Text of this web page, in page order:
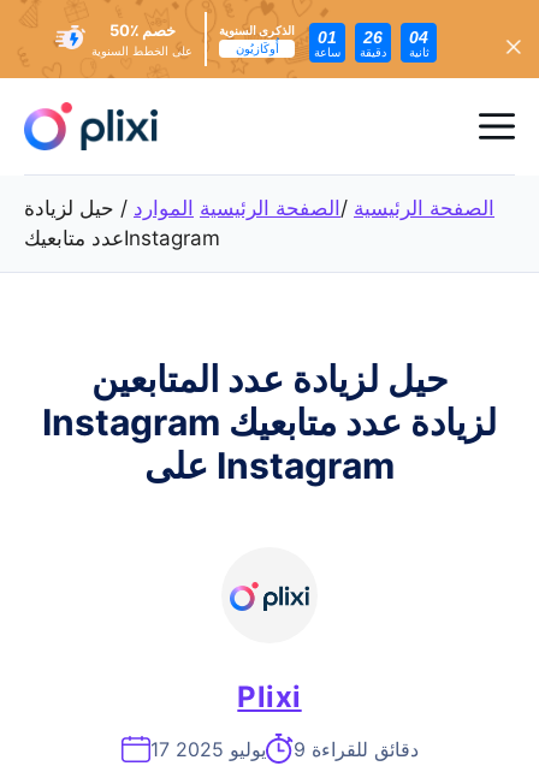
إلى
المحتوى
خصم ٪50
على الخطط السنوية
الذكرى السنوية
أُوكَازيُون
01
ساعة
26
دقيقة
02
ثانية
الصفحة الرئيسية / الصفحة الرئيسية الموارد / حيل لزيادة
عدد متابعيكInstagram
حيل لزيادة عدد المتابعين
Instagram لزيادة عدد متابعيك
على Instagram
Plixi
17 يوليو 2025 9 دقائق للقراءة